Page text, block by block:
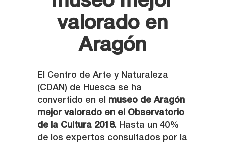
valorado en
Aragón
El Centro de Arte y Naturaleza
(CDAN) de Huesca se ha
convertido en el museo de Aragón
mejor valorado en el Observatorio
de la Cultura 2018. Hasta un 40%
de los expertos consultados por la